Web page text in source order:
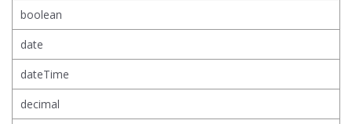
boolean
date
dateTime
decimal